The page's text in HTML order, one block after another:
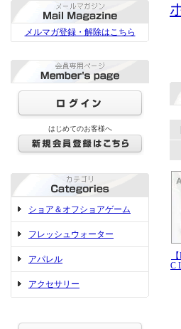
メルマガ登録・解除はこちら
はじめてのお客様へ
ショア＆オフショアゲーム
フレッシュウォーター
アパレル
アクセサリー
C